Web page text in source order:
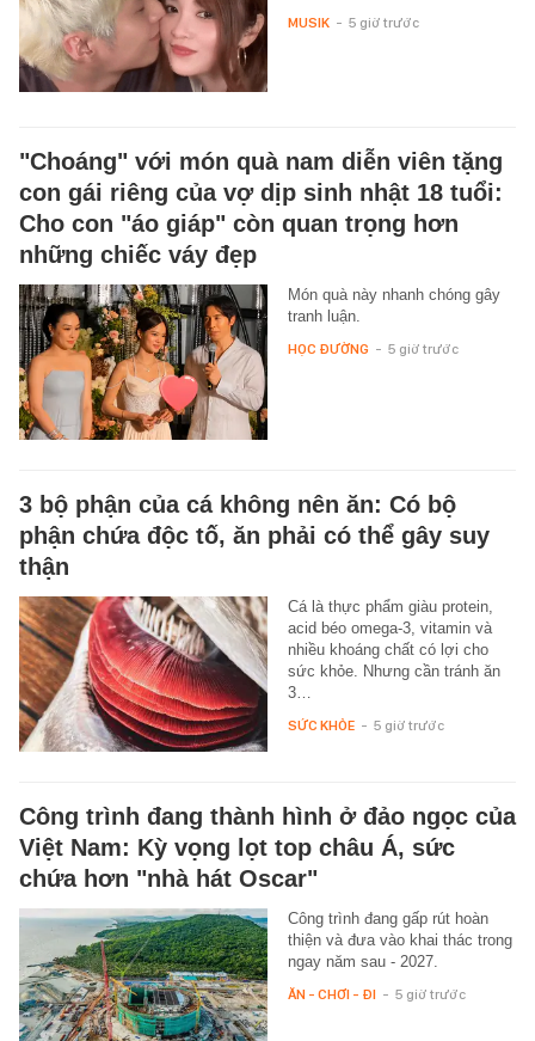
MUSIK - 5 giờ trước
"Choáng" với món quà nam diễn viên tặng
con gái riêng của vợ dịp sinh nhật 18 tuổi:
Cho con "áo giáp" còn quan trọng hơn
những chiếc váy đẹp
Món quà này nhanh chóng gây
tranh luận.
HỌC ĐƯỜNG - 5 giờ trước
3 bộ phận của cá không nên ăn: Có bộ
phận chứa độc tố, ăn phải có thể gây suy
thận
Cá là thực phẩm giàu protein,
acid béo omega-3, vitamin và
nhiều khoáng chất có lợi cho
sức khỏe. Nhưng cần tránh ăn
3…
SỨC KHỎE - 5 giờ trước
Công trình đang thành hình ở đảo ngọc của
Việt Nam: Kỳ vọng lọt top châu Á, sức
chứa hơn "nhà hát Oscar"
Công trình đang gấp rút hoàn
thiện và đưa vào khai thác trong
ngay năm sau - 2027.
ĂN - CHƠI - ĐI - 5 giờ trước